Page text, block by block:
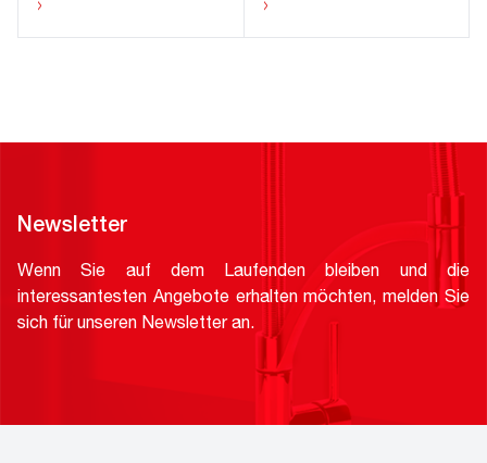
› ›
Newsletter
Wenn Sie auf dem Laufenden bleiben und die
interessantesten Angebote erhalten möchten, melden Sie
sich für unseren Newsletter an.